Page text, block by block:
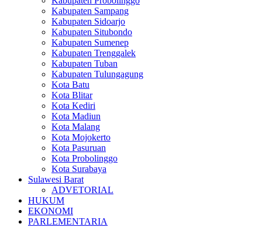
Kabupaten Sampang
Kabupaten Sidoarjo
Kabupaten Situbondo
Kabupaten Sumenep
Kabupaten Trenggalek
Kabupaten Tuban
Kabupaten Tulungagung
Kota Batu
Kota Blitar
Kota Kediri
Kota Madiun
Kota Malang
Kota Mojokerto
Kota Pasuruan
Kota Probolinggo
Kota Surabaya
Sulawesi Barat
ADVETORIAL
HUKUM
EKONOMI
PARLEMENTARIA